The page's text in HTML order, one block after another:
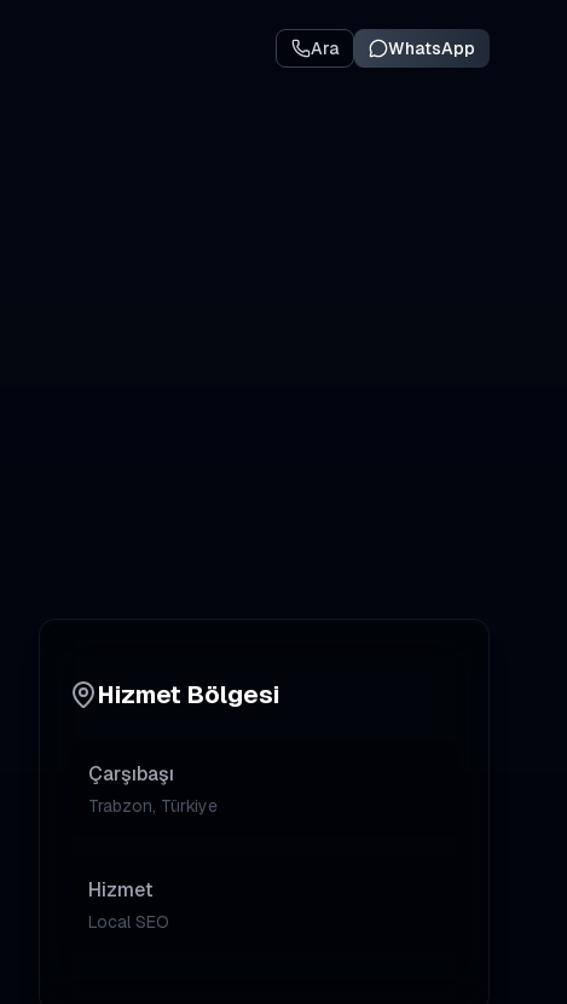
Ara WhatsApp
Hizmet Bölgesi
Çarşıbaşı
Trabzon, Türkiye
Hizmet
Local SEO